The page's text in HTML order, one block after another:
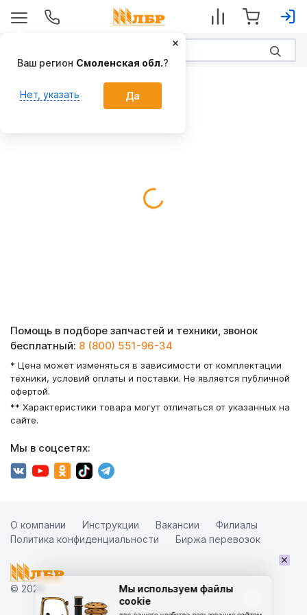
Мы используем файлы
cookie
Помощь в подборе запчастей и техники, звонок
бесплатный: 8 (800) 551-96-34
* Цена может изменяться в зависимости от комплектации
техники, условий оплаты и поставки. Не является публичной
офертой.
** Характеристики товара могут отличаться от указанных на
сайте.
Мы в соцсетях:
© 2026
О компании Инструкции Вакансии
Филиалы
Политика конфиденциальности
Биржа перевозок
×
Ваш регион Смоленская обл.?
Нет, указать Да